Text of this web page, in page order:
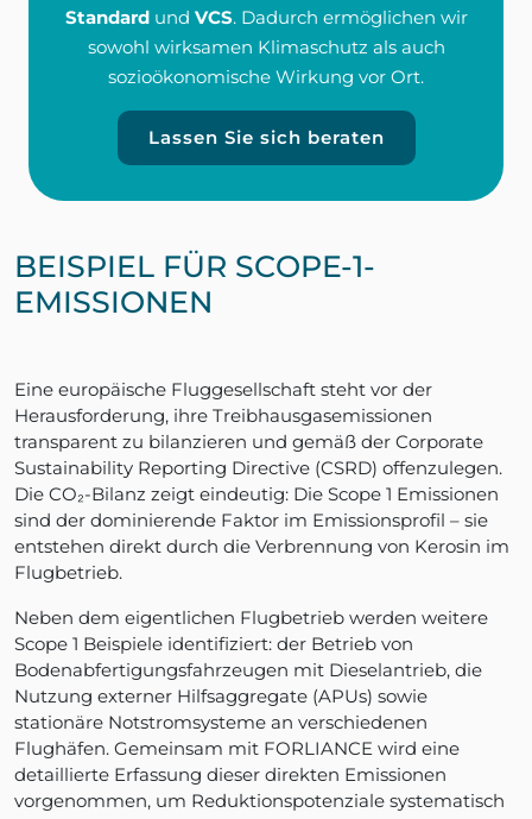
Standardund VCS. Dadurch ermöglichen wir
sowohl wirksamen Klimaschutz als auch
sozioökonomische Wirkung vor Ort.
Lassen Sie sich beraten
BEISPIEL FÜR SCOPE-1-
EMISSIONEN
Eine europäische Fluggesellschaft steht vor der
Herausforderung, ihre Treibhausgasemissionen
transparent zu bilanzieren und gemäß der Corporate
Sustainability Reporting Directive (CSRD) offenzulegen.
Die CO₂-Bilanz zeigt eindeutig: Die Scope 1 Emissionen
sind der dominierende Faktor im Emissionsprofil – sie
entstehen direkt durch die Verbrennung von Kerosin im
Flugbetrieb.
Neben dem eigentlichen Flugbetrieb werden weitere
Scope 1 Beispiele identifiziert: der Betrieb von
Bodenabfertigungsfahrzeugen mit Dieselantrieb, die
Nutzung externer Hilfsaggregate (APUs) sowie
stationäre Notstromsysteme an verschiedenen
Flughäfen. Gemeinsam mit FORLIANCE wird eine
detaillierte Erfassung dieser direkten Emissionen
vorgenommen, um Reduktionspotenziale systematisch